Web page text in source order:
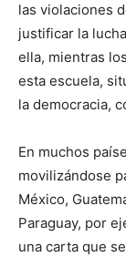
las violaciones
justificar la
ella, mientras
esta escuela,
la democracia,
En muchos
movilizándose
México,
Paraguay, por
una carta que